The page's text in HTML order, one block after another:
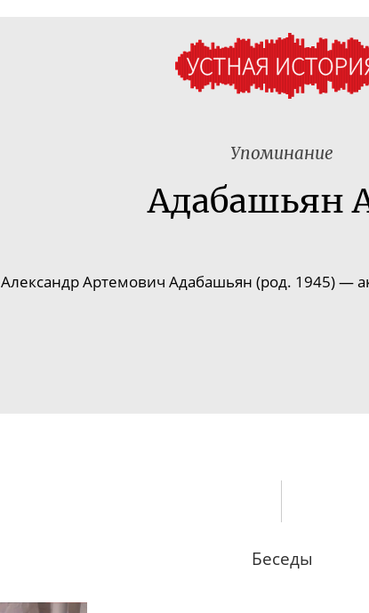
Упоминание
Адабашьян
Александр Артемович Адабашьян (род. 1945) —
Беседы